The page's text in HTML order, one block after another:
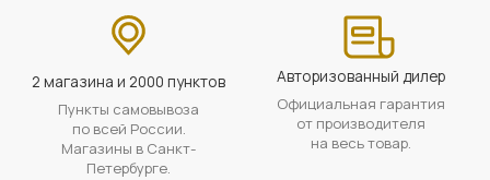
2 магазина и 2000 пунктов
Пункты самовывоза
по всей России.
Магазины в Санкт-
Петербурге.
Авторизованный дилер
Официальная гарантия
от производителя
на весь товар.